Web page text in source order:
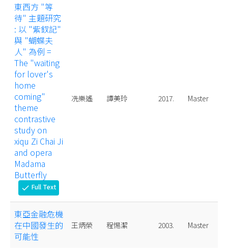
東西方 "等
待" 主題研究
: 以 "紫釵記"
與 "蝴蝶夫
人" 為例 =
The "waiting
for lover's
home
coming"
theme
contrastive
study on
xiqu Zi Chai Ji
and opera
Madama
Butterfly
check Full Text
冼樂遙 譚美玲 2017. Master
東亞金融危機
在中國發生的
可能性
王炳榮 程惕潔 2003. Master